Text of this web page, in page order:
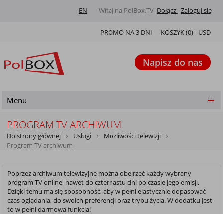
Witaj na PolBox.TV Dołącz Zaloguj się
EN
KOSZYK (0) - USD
PROMO NA 3 DNI
Napisz do nas
Menu
PROGRAM TV ARCHIWUM
Do strony głównej Usługi
Możliwości telewizji
Program TV archiwum
Poprzez archiwum telewizyjne można obejrzeć każdy wybrany
program TV online, nawet do czternastu dni po czasie jego emisji.
Dzięki temu ma się sposobność, aby w pełni elastycznie dopasować
czas oglądania, do swoich preferencji oraz trybu życia. W dodatku jest
to w pełni darmowa funkcja!